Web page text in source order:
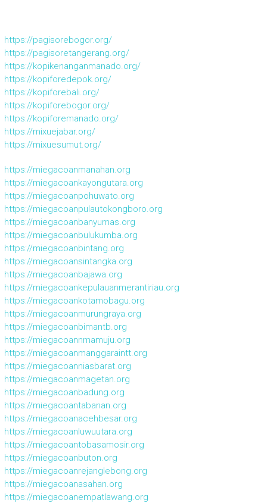
https://pagisorebogor.org/
https://pagisoretangerang.org/
https://kopikenanganmanado.org/
https://kopiforedepok.org/
https://kopiforebali.org/
https://kopiforebogor.org/
https://kopiforemanado.org/
https://mixuejabar.org/
https://mixuesumut.org/
https://miegacoanmanahan.org
https://miegacoankayongutara.org
https://miegacoanpohuwato.org
https://miegacoanpulautokongboro.org
https://miegacoanbanyumas.org
https://miegacoanbulukumba.org
https://miegacoanbintang.org
https://miegacoansintangka.org
https://miegacoanbajawa.org
https://miegacoankepulauanmerantiriau.org
https://miegacoankotamobagu.org
https://miegacoanmurungraya.org
https://miegacoanbimantb.org
https://miegacoannmamuju.org
https://miegacoanmanggaraintt.org
https://miegacoanniasbarat.org
https://miegacoanmagetan.org
https://miegacoanbadung.org
https://miegacoantabanan.org
https://miegacoanacehbesar.org
https://miegacoanluwuutara.org
https://miegacoantobasamosir.org
https://miegacoanbuton.org
https://miegacoanrejanglebong.org
https://miegacoanasahan.org
https://miegacoanempatlawang.org